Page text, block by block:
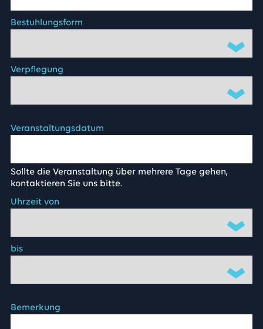
Bestuhlungsform
Verpflegung
Veranstaltungsdatum
Sollte die Veranstaltung über mehrere Tage gehen,
kontaktieren Sie uns bitte.
Uhrzeit von
bis
Bemerkung